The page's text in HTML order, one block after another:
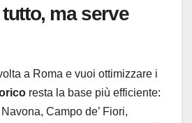
ma serve
a Roma e vuoi ottimizzare i
resta la base più efficiente:
Campo de’ Fiori,